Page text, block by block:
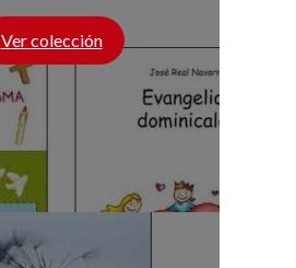
Ver colección